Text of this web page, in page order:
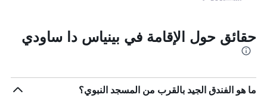
حقائق حول الإقامة في بينياس دا ساودي
ما هو الفندق الجيد بالقرب من المسجد النبوي؟